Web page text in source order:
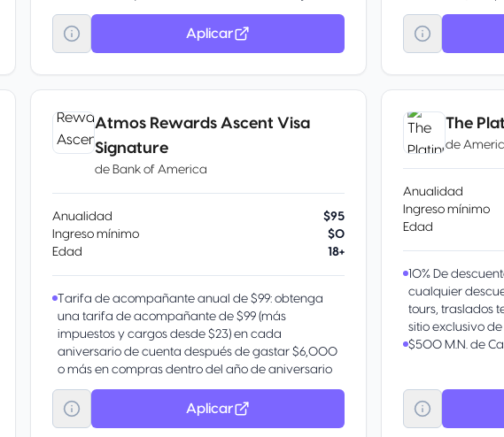
Mundo: El primer fin de semana de cada mes son
para las mujeres y tendrás ofertas especiales con
los Puntos de tus tarjetas de crédito en el
Aplicar
Equivalente a
podrás abonar
Inbursa.
Descuentos en
Mexicana.
Atmos Rewards Ascent Visa
Signature
de Bank of America
Anualidad
$95
Ingreso mínimo
$0
Edad
18+
Tarifa de acompañante anual de $99: obtenga
una tarifa de acompañante de $99 (más
impuestos y cargos desde $23) en cada
aniversario de cuenta después de gastar $6,000
o más en compras dentro del año de aniversario
anterior.
Con su tarjeta de crédito Atmos™ Rewards Ascent
Visa Signature ®, acumula puntos ilimitados para
Aplicar
The
de
Anualidad
Ingreso mínimo
Edad
10% De
cualquier
tours, traslados
sitio exclusivo
$500 M.N. de
Cuenta al
M.N en